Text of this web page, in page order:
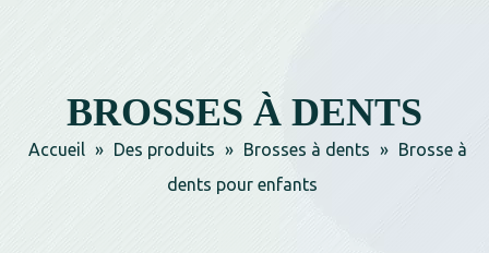
BROSSES À DENTS
Accueil » Des produits » Brosses à dents » Brosse à
dents pour enfants